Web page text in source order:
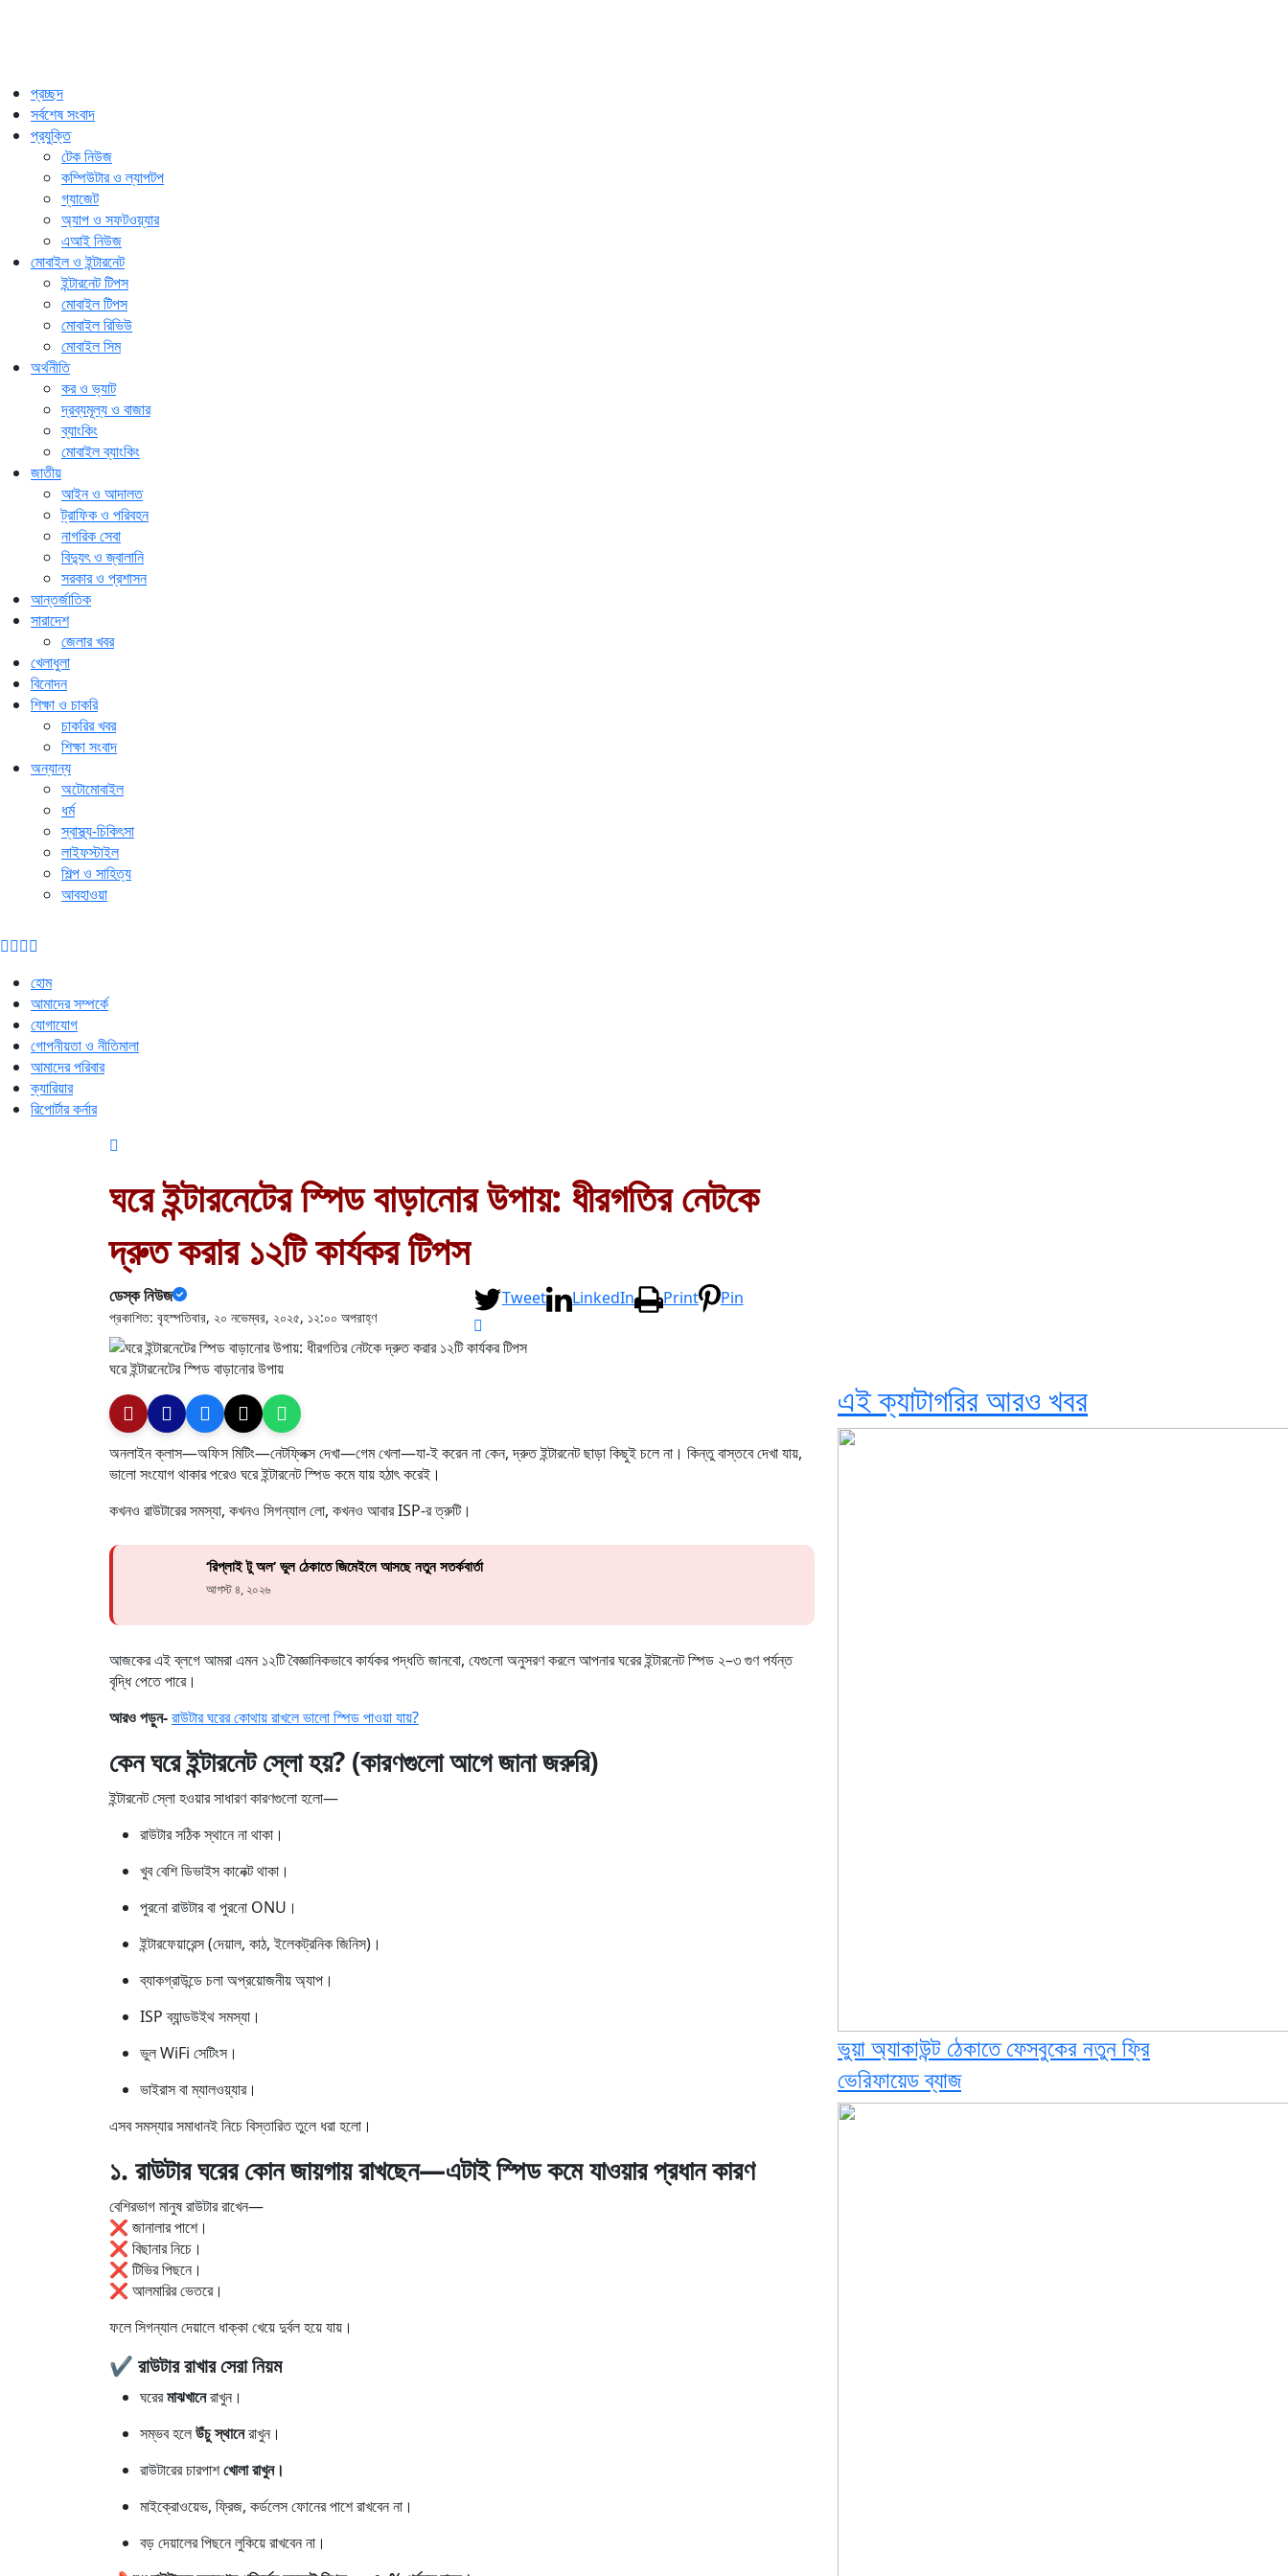
প্রচ্ছদ
সর্বশেষ সংবাদ
প্রযুক্তি
টেক নিউজ
কম্পিউটার ও ল্যাপটপ
গ্যাজেট
অ্যাপ ও সফটওয়্যার
এআই নিউজ
মোবাইল ও ইন্টারনেট
ইন্টারনেট টিপস
মোবাইল টিপস
মোবাইল রিভিউ
মোবাইল সিম
অর্থনীতি
কর ও ভ্যাট
দ্রব্যমূল্য ও বাজার
ব্যাংকিং
মোবাইল ব্যাংকিং
জাতীয়
আইন ও আদালত
ট্রাফিক ও পরিবহন
নাগরিক সেবা
বিদ্যুৎ ও জ্বালানি
সরকার ও প্রশাসন
আন্তর্জাতিক
সারাদেশ
জেলার খবর
খেলাধুলা
বিনোদন
শিক্ষা ও চাকরি
চাকরির খবর
শিক্ষা সংবাদ
অন্যান্য
অটোমোবাইল
ধর্ম
স্বাস্থ্য-চিকিৎসা
লাইফস্টাইল
শিল্প ও সাহিত্য
আবহাওয়া
হোম
আমাদের সম্পর্কে
যোগাযোগ
গোপনীয়তা ও নীতিমালা
আমাদের পরিবার
ক্যারিয়ার
রিপোর্টার কর্নার
ঘরে ইন্টারনেটের স্পিড বাড়ানোর উপায়: ধীরগতির নেটকে
দ্রুত করার ১২টি কার্যকর টিপস
ডেস্ক নিউজ
প্রকাশিত: বৃহস্পতিবার, ২০ নভেম্বর, ২০২৫, ১২:০০ অপরাহ্ণ
Tweet LinkedIn Print Pin
ঘরে ইন্টারনেটের স্পিড বাড়ানোর উপায়
অনলাইন ক্লাস—অফিস মিটিং—নেটফ্লিক্স দেখা—গেম খেলা—যা-ই করেন না কেন, দ্রুত ইন্টারনেট ছাড়া কিছুই চলে না। কিন্তু বাস্তবে দেখা যায়,
ভালো সংযোগ থাকার পরেও ঘরে ইন্টারনেট স্পিড কমে যায় হঠাৎ করেই।
কখনও রাউটারের সমস্যা, কখনও সিগন্যাল লো, কখনও আবার ISP-র ত্রুটি।
‘রিপ্লাই টু অল’ ভুল ঠেকাতে জিমেইলে আসছে নতুন সতর্কবার্তা
আগস্ট ৪, ২০২৬
আজকের এই ব্লগে আমরা এমন ১২টি বৈজ্ঞানিকভাবে কার্যকর পদ্ধতি জানবো, যেগুলো অনুসরণ করলে আপনার ঘরের ইন্টারনেট স্পিড ২–৩ গুণ পর্যন্ত
বৃদ্ধি পেতে পারে।
আরও পড়ুন-রাউটার ঘরের কোথায় রাখলে ভালো স্পিড পাওয়া যায়?
কেন ঘরে ইন্টারনেট স্লো হয়? (কারণগুলো আগে জানা জরুরি)
ইন্টারনেট স্লো হওয়ার সাধারণ কারণগুলো হলো—
রাউটার সঠিক স্থানে না থাকা।
খুব বেশি ডিভাইস কানেক্ট থাকা।
পুরনো রাউটার বা পুরনো ONU।
ইন্টারফেয়ারেন্স (দেয়াল, কাঠ, ইলেকট্রনিক জিনিস)।
ব্যাকগ্রাউন্ডে চলা অপ্রয়োজনীয় অ্যাপ।
ISP ব্যান্ডউইথ সমস্যা।
ভুল WiFi সেটিংস।
ভাইরাস বা ম্যালওয়্যার।
এসব সমস্যার সমাধানই নিচে বিস্তারিত তুলে ধরা হলো।
১. রাউটার ঘরের কোন জায়গায় রাখছেন—এটাই স্পিড কমে যাওয়ার প্রধান কারণ
বেশিরভাগ মানুষ রাউটার রাখেন—
❌ জানালার পাশে।
❌ বিছানার নিচে।
❌ টিভির পিছনে।
❌ আলমারির ভেতরে।
ফলে সিগন্যাল দেয়ালে ধাক্কা খেয়ে দুর্বল হয়ে যায়।
✔ রাউটার রাখার সেরা নিয়ম
ঘরেরমাঝখানেরাখুন।
সম্ভব হলেউঁচু স্থানেরাখুন।
রাউটারের চারপাশখোলা রাখুন।
মাইক্রোওয়েভ, ফ্রিজ, কর্ডলেস ফোনের পাশে রাখবেন না।
বড় দেয়ালের পিছনে লুকিয়ে রাখবেন না।
এই ক্যাটাগরির আরও খবর
ভুয়া অ্যাকাউন্ট ঠেকাতে ফেসবুকের নতুন ফ্রি
ভেরিফায়েড ব্যাজ